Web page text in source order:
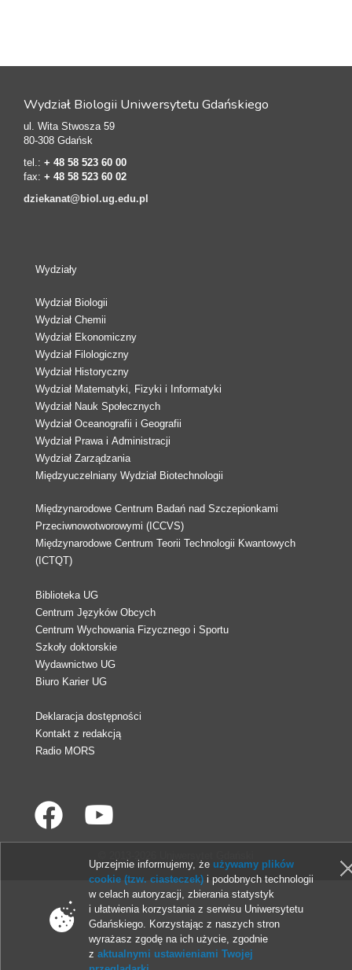
Wydział Biologii Uniwersytetu Gdańskiego
ul. Wita Stwosza 59
80-308 Gdańsk
tel.: + 48 58 523 60 00
fax: + 48 58 523 60 02
dziekanat@biol.ug.edu.pl
Wydziały
Wydział Biologii
Wydział Chemii
Wydział Ekonomiczny
Wydział Filologiczny
Wydział Historyczny
Wydział Matematyki, Fizyki i Informatyki
Wydział Nauk Społecznych
Wydział Oceanografii i Geografii
Wydział Prawa i Administracji
Wydział Zarządzania
Międzyuczelniany Wydział Biotechnologii
Międzynarodowe Centrum Badań nad Szczepionkami
Przeciwnowotworowymi (ICCVS)
Międzynarodowe Centrum Teorii Technologii Kwantowych
(ICTQT)
Biblioteka UG
Centrum Języków Obcych
Centrum Wychowania Fizycznego i Sportu
Szkoły doktorskie
Wydawnictwo UG
Biuro Karier UG
Deklaracja dostępności
Kontakt z redakcją
Radio MORS
Uprzejmie informujemy, że używamy plików
cookie (tzw. ciasteczek) i podobnych technologii
w celach autoryzacji, zbierania statystyk
i ułatwienia korzystania z serwisu Uniwersytetu
Gdańskiego. Korzystając z naszych stron
wyrażasz zgodę na ich użycie, zgodnie
zaktualnymi ustawieniami Twojej